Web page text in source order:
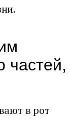
частей,
в рот